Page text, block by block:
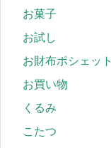
お菓子
お試し
お財布ポシェット
お買い物
くるみ
こたつ